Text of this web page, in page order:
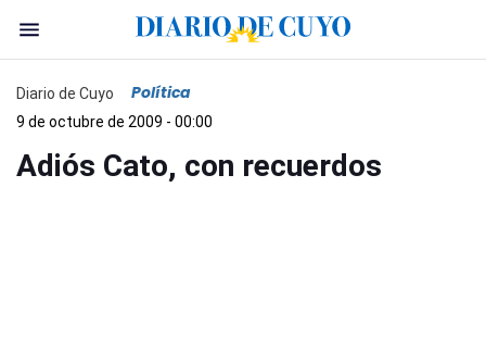
Diario de Cuyo Política
9 de octubre de 2009 - 00:00
Adiós Cato, con recuerdos